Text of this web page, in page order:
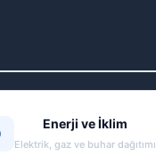
Enerji ve İklim
Elektrik, gaz ve buhar dağıtımı